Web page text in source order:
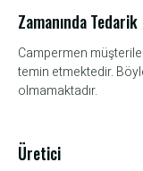
Zamanında Tedarik
Campermen
temin etmektedir.
olmamaktadır.
Üretici